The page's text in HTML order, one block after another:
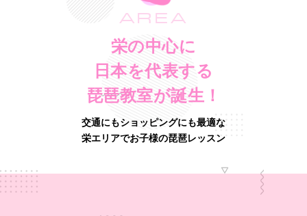
AREA
栄の中心に
日本を代表する
琵琶教室が誕生！
交通にもショッピングにも最適な
栄エリアでお子様の琵琶レッスン